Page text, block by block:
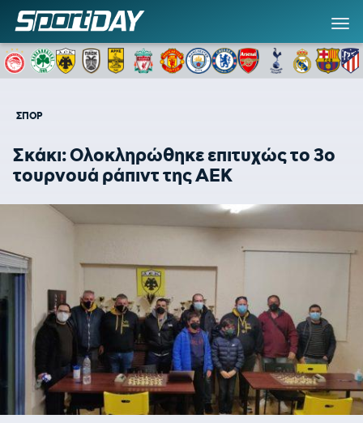
ΣΠΟΡ
Σκάκι: Ολοκληρώθηκε επιτυχώς το 3ο
τουρνουά ράπιντ της ΑΕΚ